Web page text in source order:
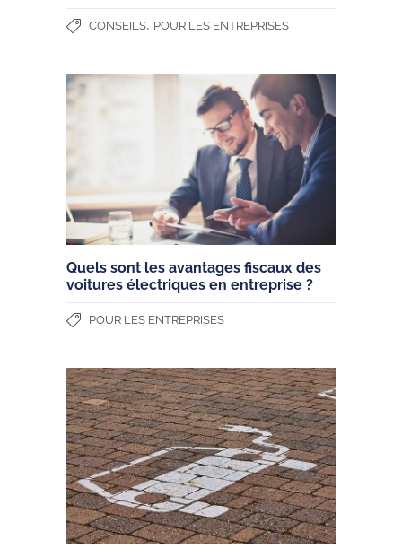
CONSEILS, POUR LES ENTREPRISES
Quels sont les avantages fiscaux des
voitures électriques en entreprise ?
POUR LES ENTREPRISES